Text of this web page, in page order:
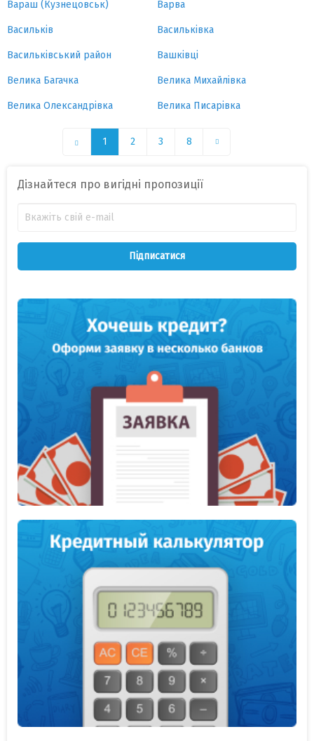
Вараш (Кузнецовськ) Варва
Васильків Васильківка
Васильківський район Вашківці
Велика Багачка Велика Михайлівка
Велика Олександрівка Велика Писарівка
1 2 3 8
Дізнайтеся про вигідні пропозиції
Підписатися